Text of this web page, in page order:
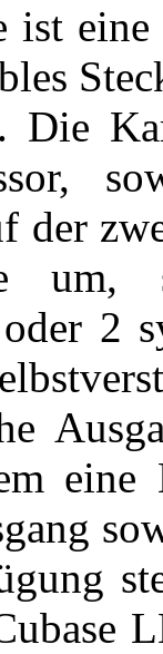
eine
Die
der
um,
2
eine